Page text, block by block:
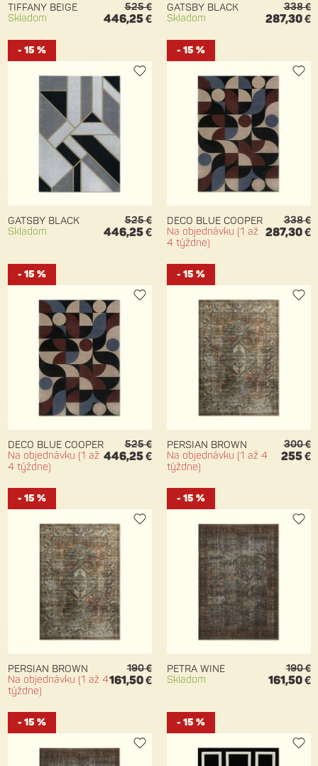
TIFFANY BEIGE
Skladom
525 €
446,25 €
GATSBY BLACK
Skladom
338 €
287,30 €
- 15 %
GATSBY BLACK
Skladom
525 €
446,25 €
- 15 %
DECO BLUE COOPER
Na objednávku (1 až
4 týždne)
338 €
287,30 €
- 15 %
DECO BLUE COOPER
Na objednávku (1 až
4 týždne)
525 €
446,25 €
- 15 %
PERSIAN BROWN
Na objednávku (1 až 4
týždne)
300 €
255 €
- 15 %
PERSIAN BROWN
Na objednávku (1 až 4
týždne)
190 €
161,50 €
- 15 %
PETRA WINE
Skladom
190 €
161,50 €
- 15 % - 15 %